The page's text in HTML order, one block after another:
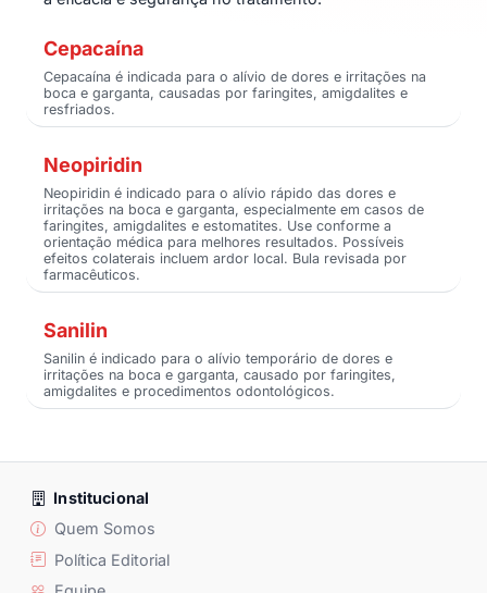
Cepacaína
Cepacaína é indicada para o alívio de dores e irritações na
boca e garganta, causadas por faringites, amigdalites e
resfriados.
Neopiridin
Neopiridin é indicado para o alívio rápido das dores e
irritações na boca e garganta, especialmente em casos de
faringites, amigdalites e estomatites. Use conforme a
orientação médica para melhores resultados. Possíveis
efeitos colaterais incluem ardor local. Bula revisada por
farmacêuticos.
Sanilin
Sanilin é indicado para o alívio temporário de dores e
irritações na boca e garganta, causado por faringites,
amigdalites e procedimentos odontológicos.
Institucional
Quem Somos
Política Editorial